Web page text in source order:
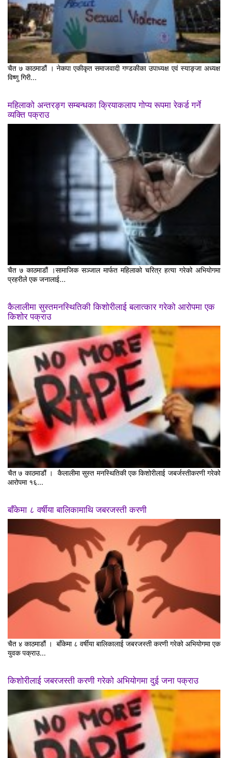
चैत ७ काठमाडौं । नेकपा एकीकृत समाजवादी गण्डकीका उपाध्यक्ष एवं स्याङ्जा अध्यक्ष
विष्णु गिरी...
महिलाको अन्तरङ्ग सम्बन्धका क्रियाकलाप गोप्य रूपमा रेकर्ड गर्ने
व्यक्ति पक्राउ
चैत ७ काठमाडौं ।सामाजिक सञ्जाल मार्फत महिलाको चरित्र हत्या गरेको अभियोगमा
प्रहरीले एक जनालाई...
कैलालीमा सुस्तमनस्थितिकी किशोरीलाई बलात्कार गरेको आरोपमा एक
किशोर पक्राउ
चैत ७ काठमाडौं । कैलालीमा सुस्त मनस्थितिकी एक किशोरीलाई जबर्जस्तीकरणी गरेको
आरोपमा १६...
बाँकेमा ८ वर्षीया बालिकामाथि जबरजस्ती करणी
चैत ४ काठमाडौं । बाँकेमा ८ वर्षीया बालिकालाई जबरजस्ती करणी गरेको अभियोगमा एक
युवक पक्राउ...
किशोरीलाई जबरजस्ती करणी गरेको अभियोगमा दुई जना पक्राउ